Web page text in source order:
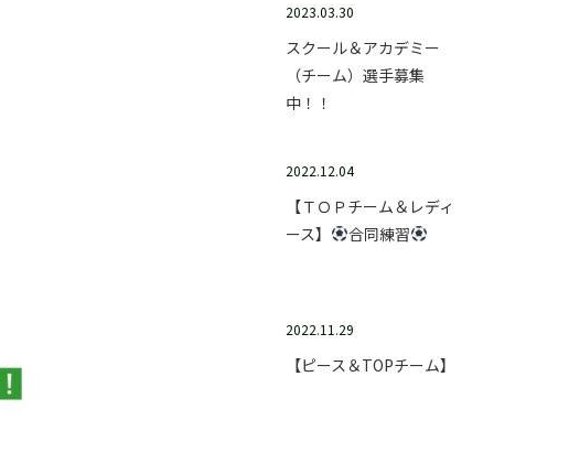
2023.03.30
スクール＆アカデミー
（チーム）選手募集
中！！
2022.12.04
【ＴＯＰチーム＆レディ
ース】
合同練習
2022.11.29
【ピース＆TOPチーム】